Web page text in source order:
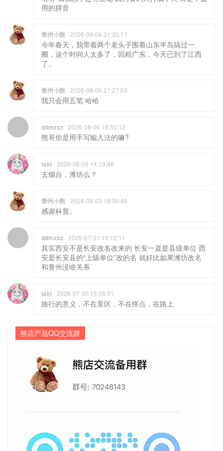
用的拼音
青州小熊 2026-08-06 21:30:17
今年春天，我带着两个老头子围着山东半岛搞过一
圈，这个时间人太多了，回程广东，今天已到了江西
了。
青州小熊 2026-08-06 21:27:03
我只会用五笔 哈哈
ddmzxz 2026-08-06 18:50:12
熊哥你是用手写输入法的嘛?
taki 2026-08-06 14:10:48
去烟台，潍坊么？
青州小熊 2026-08-03 18:30:46
感谢科普。
ddmzxz 2026-07-31 16:12:11
其实西安不是长安改名改来的 长安一直是县级单位 西
安是长安县的“上级单位”改的名 就好比如果潍坊改名
和青州没啥关系
taki 2026-07-30 15:06:31
旅行的意义，不在景区，不在终点，在路上
熊店产品QQ交流群